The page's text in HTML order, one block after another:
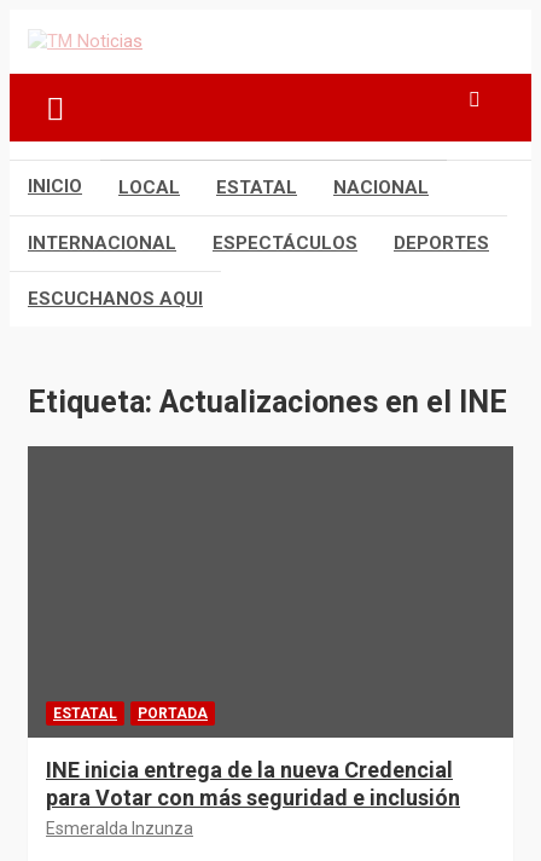
contenido
TM Noticias
INICIO LOCAL ESTATAL NACIONAL
INTERNACIONAL ESPECTÁCULOS DEPORTES
ESCUCHANOS AQUI
Etiqueta: Actualizaciones en el INE
ESTATAL PORTADA
INE inicia entrega de la nueva Credencial
para Votar con más seguridad e inclusión
Esmeralda Inzunza